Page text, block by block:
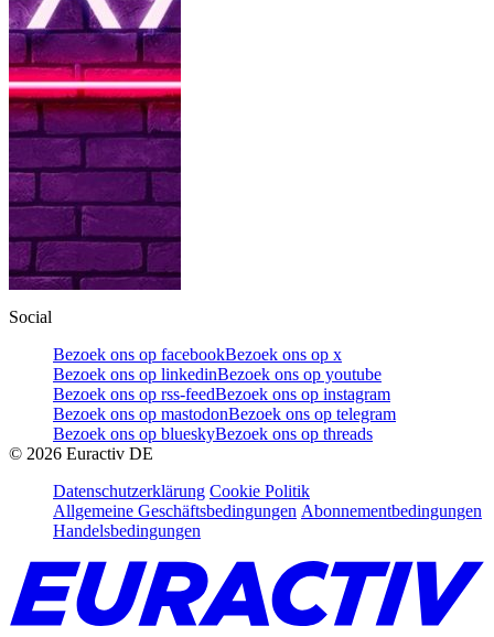
Social
Bezoek ons op facebookBezoek ons op x
Bezoek ons op linkedinBezoek ons op youtube
Bezoek ons op rss-feedBezoek ons op instagram
Bezoek ons op mastodonBezoek ons op telegram
Bezoek ons op blueskyBezoek ons op threads
© 2026 Euractiv DE
Datenschutzerklärung Cookie Politik
Allgemeine Geschäftsbedingungen Abonnementbedingungen
Handelsbedingungen